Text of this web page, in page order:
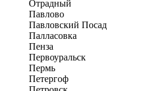
Отрадный
Павлово
Павловский Посад
Палласовка
Пенза
Первоуральск
Пермь
Петергоф